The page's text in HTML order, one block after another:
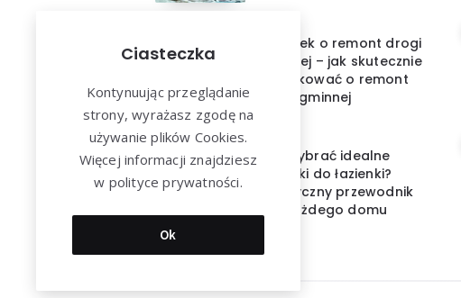
Wniosek o remont drogi
gminnej – jak skutecznie
wnioskować o remont
drogi gminnej
Jak wybrać idealne
ręczniki do łazienki?
Praktyczny przewodnik
dla każdego domu
Ciasteczka
Kontynuując przeglądanie
strony, wyrażasz zgodę na
używanie plików Cookies.
Więcej informacji znajdziesz
w polityce prywatności.
Ok